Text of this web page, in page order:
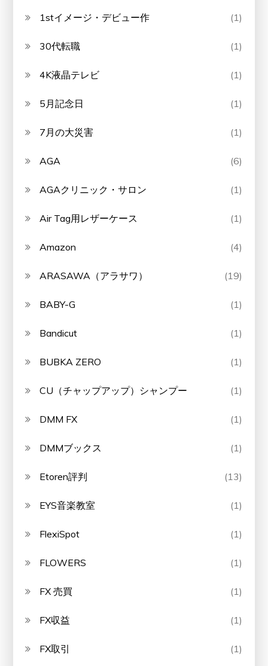
1stイメージ・デビュー作 (1)
30代転職 (1)
4K液晶テレビ (1)
5月記念日 (1)
7月の大災害 (1)
AGA (6)
AGAクリニック・サロン (1)
Air Tag用レザーケース (1)
Amazon (4)
ARASAWA（アラサワ） (19)
BABY-G (1)
Bandicut (1)
BUBKA ZERO (1)
CU（チャップアップ）シャンプー (1)
DMM FX (1)
DMMブックス (1)
Etoren評判 (13)
EYS音楽教室 (1)
FlexiSpot (1)
FLOWERS (1)
FX 売買 (1)
FX収益 (1)
FX取引 (1)